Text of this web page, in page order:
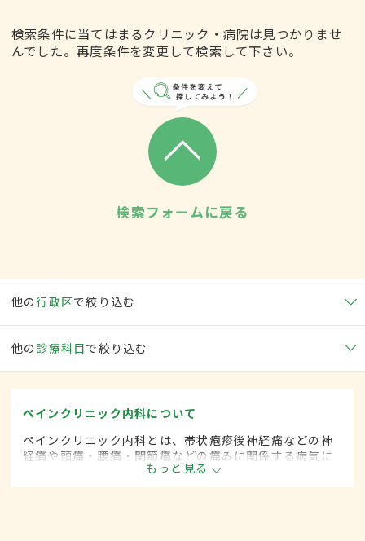
検索条件に当てはまるクリニック・病院は見つかりませ
んでした。再度条件を変更して検索して下さい。
検索フォームに戻る
他の行政区で絞り込む
他の 診療科目で絞り込む
ペインクリニック内科について
ペインクリニック内科とは、帯状疱疹後神経痛などの神
経痛や頭痛・腰痛・関節痛などの痛みに関係する病気に
対して、麻酔を用いた治療法などを用いて治療する内科
の一領域です。平成20年4月の制度改正前は、ペインク
もっと見る